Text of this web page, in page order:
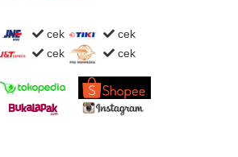
cek
cek
cek
cek